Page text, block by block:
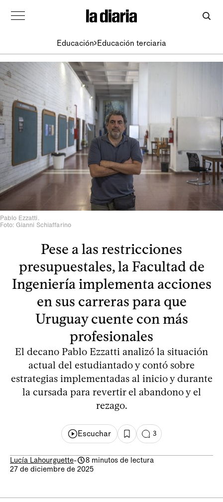
Educación Educación terciaria
Pablo Ezzatti.
Foto: Gianni Schiaffarino
Pese a las restricciones
presupuestales, la Facultad de
Ingeniería implementa acciones
en sus carreras para que
Uruguay cuente con más
profesionales
El decano Pablo Ezzatti analizó la situación
actual del estudiantado y contó sobre
estrategias implementadas al inicio y durante
la cursada para revertir el abandono y el
rezago.
Escuchar 3
Lucía Lahourguette-
8 minutos de lectura
27 de diciembre de 2025